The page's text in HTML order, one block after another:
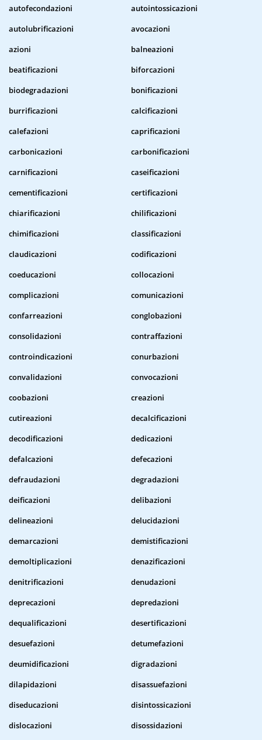
autofecondazioni
autointossicazioni
autolubrificazioni
avocazioni
azioni
balneazioni
beatificazioni
biforcazioni
biodegradazioni
bonificazioni
burrificazioni
calcificazioni
calefazioni
caprificazioni
carbonicazioni
carbonificazioni
carnificazioni
caseificazioni
cementificazioni
certificazioni
chiarificazioni
chilificazioni
chimificazioni
classificazioni
claudicazioni
codificazioni
coeducazioni
collocazioni
complicazioni
comunicazioni
confarreazioni
conglobazioni
consolidazioni
contraffazioni
controindicazioni
conurbazioni
convalidazioni
convocazioni
coobazioni
creazioni
cutireazioni
decalcificazioni
decodificazioni
dedicazioni
defalcazioni
defecazioni
defraudazioni
degradazioni
deificazioni
delibazioni
delineazioni
delucidazioni
demarcazioni
demistificazioni
demoltiplicazioni
denazificazioni
denitrificazioni
denudazioni
deprecazioni
depredazioni
dequalificazioni
desertificazioni
desuefazioni
detumefazioni
deumidificazioni
digradazioni
dilapidazioni
disassuefazioni
diseducazioni
disintossicazioni
dislocazioni
disossidazioni